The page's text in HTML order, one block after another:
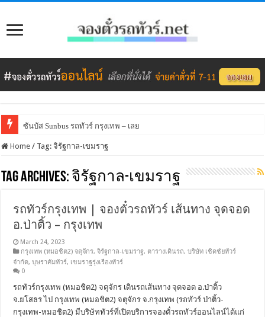
ซันบัส Sunbus รถทัวร์ กรุงเทพ – เลย
Home / Tag:จิรัฐกาล-เขมราฐ
Tag Archives: จิรัฐกาล-เขมราฐ
รถทัวร์กรุงเทพ | จองตั๋วรถทัวร์ เส้นทาง จุดจอด
อ.ป่าติ้ว – กรุงเทพ
March 24, 2023
กรุงเทพ (หมอชิต2) จตุจักร,จิรัฐกาล-เขมราฐ, ตารางเดินรถ,บริษัท เชิดชัยทัวร์
จำกัด,บุษราคัมทัวร์, เขมราฐรุ่งเรืองทัวร์
0
รถทัวร์กรุงเทพ (หมอชิต2) จตุจักร เดินรถเส้นทาง จุดจอด อ.ป่าติ้ว
จ.ยโสธร ไป กรุงเทพ (หมอชิต2) จตุจักร จ.กรุงเทพ (รถทัวร์ ป่าติ้ว-
กรุงเทพ-หมอชิต2) มีบริษัททัวร์ที่เปิดบริการจองตั๋วรถทัวร์ออนไลน์ได้แก่